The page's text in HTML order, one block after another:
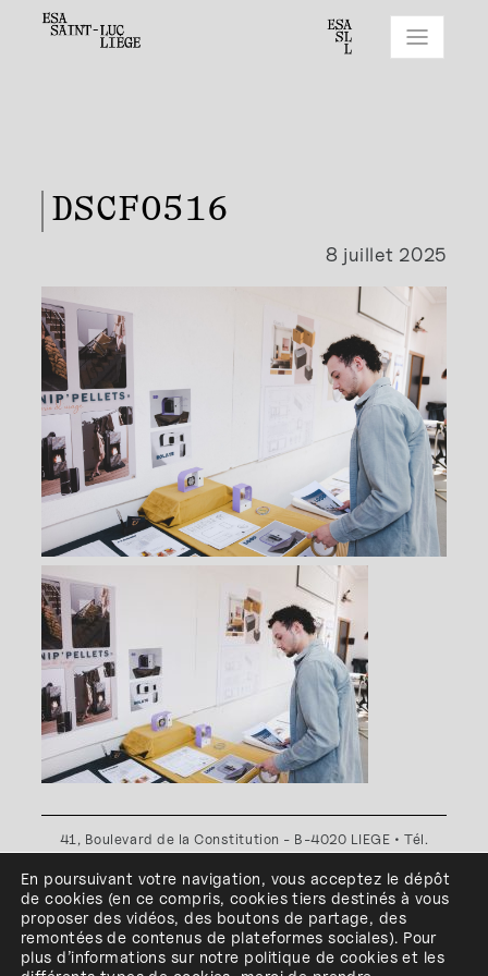
DSCF0516
8 juillet 2025
41, Boulevard de la Constitution - B-4020 LIEGE • Tél.
Plan d'accès•Politique de confidentialité•Politique de
cookies•Conditions générales
l'ESA Saint-Luc Liège est membre du
En poursuivant votre navigation, vous acceptez le dépôt
de cookies (en ce compris, cookiestiers destinés à vous
proposer des vidéos, des boutons de partage, des
remontées de contenus de plateformes sociales). Pour
plus d’informations sur notre politique de cookies et les